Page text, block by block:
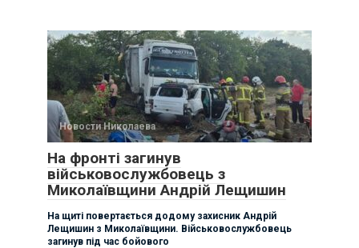
Новости Николаева
На фронті загинув
військовослужбовець з
Миколаївщини Андрій Лещишин
На щиті повертається додому захисник Андрій
Лещишин з Миколаївщини. Військовослужбовець
загинув під час бойового